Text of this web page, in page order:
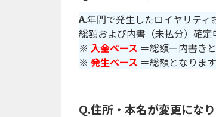
A.年間で発生したロイヤリティ
総額および内書（未払分）確定
※ 入金ベース ＝総額ー内書き
※ 発生ベース ＝総額となります
Q.住所・本名が変更にな